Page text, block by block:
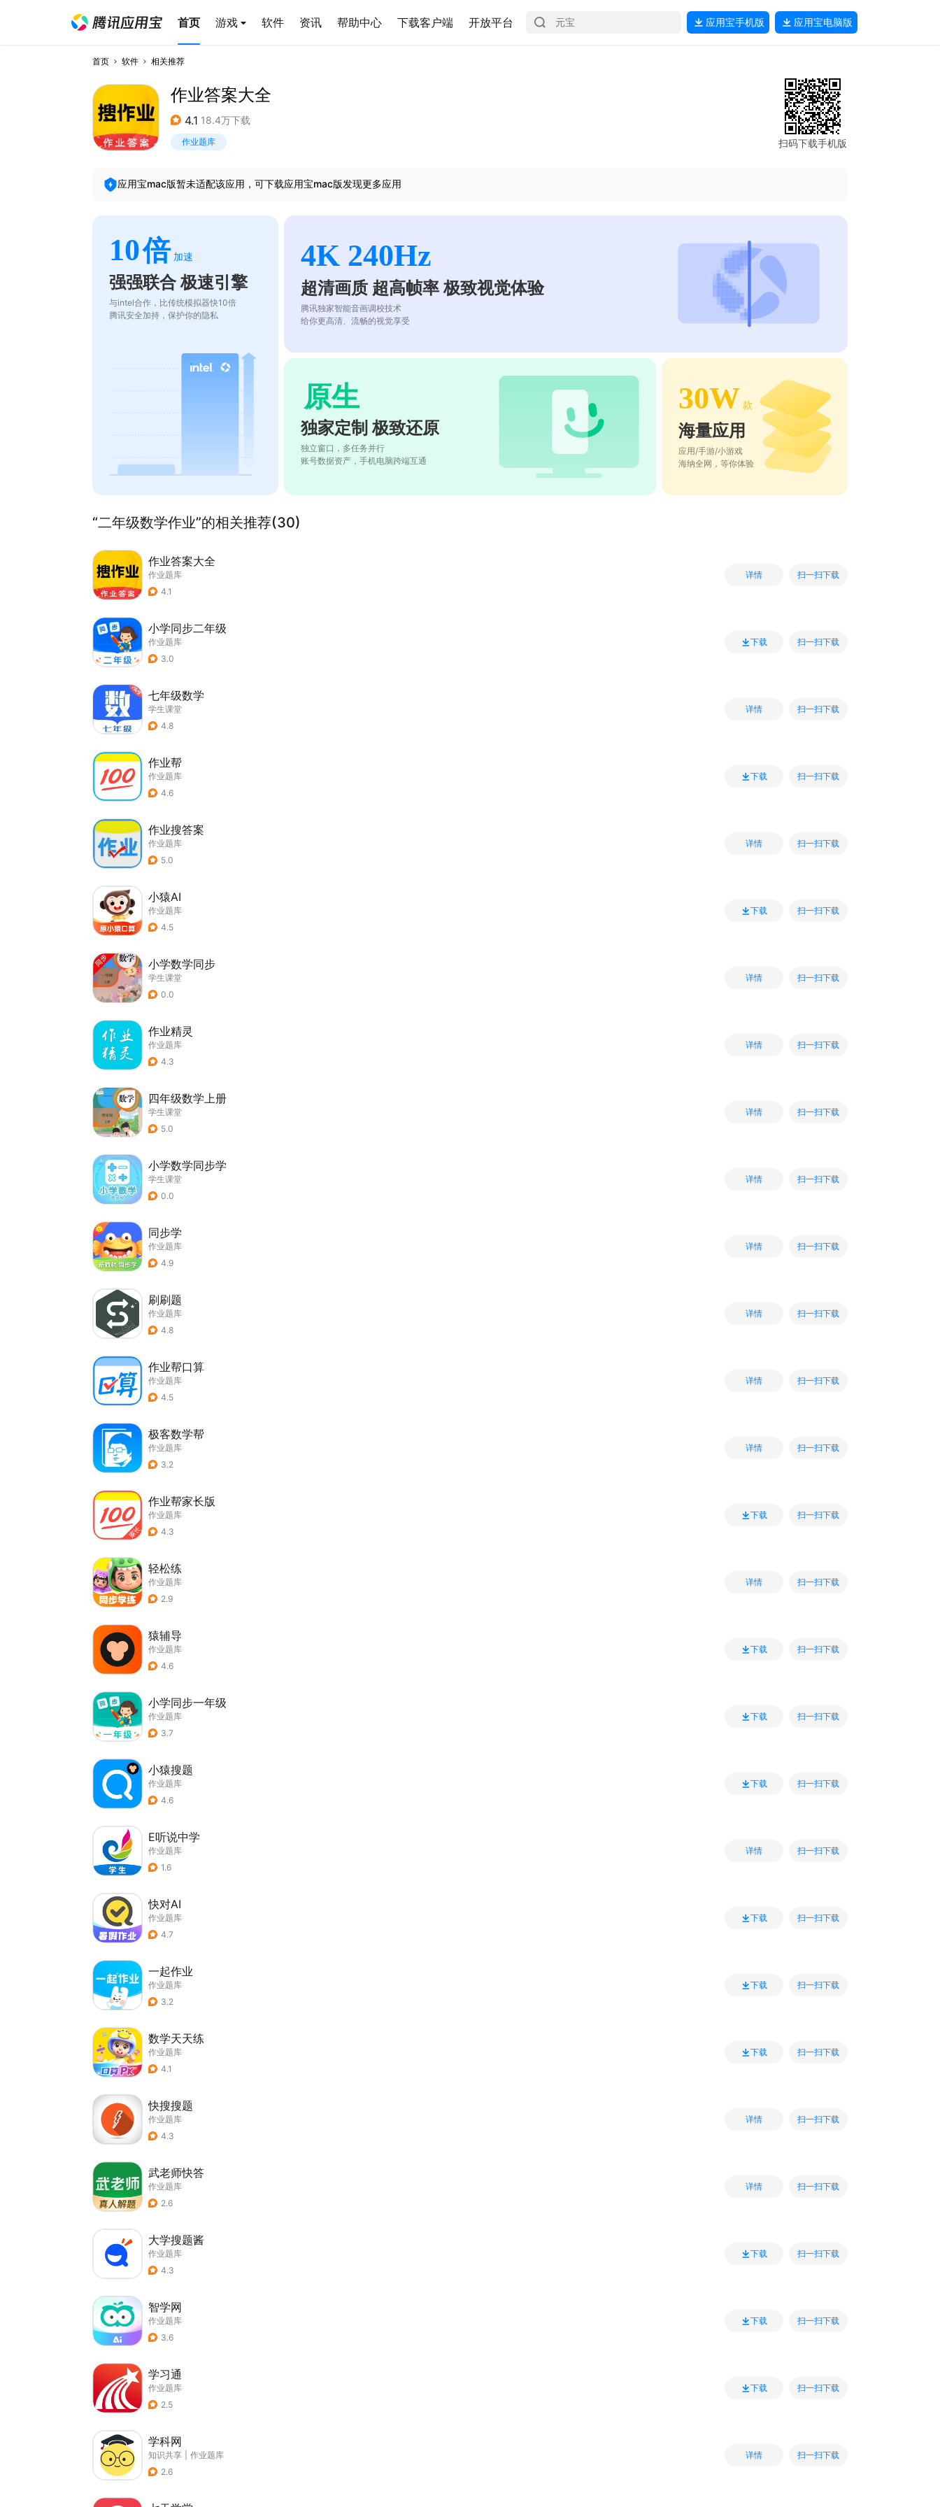
首页 游戏 软件 资讯 帮助中心 下载客户端 开放平台 应用宝手机版 应用宝电脑版
首页 软件 相关推荐
作业答案大全
4.1 18.4万下载
作业题库 扫码下载手机版
应用宝mac版暂未适配该应用，可下载应用宝mac版发现更多应用
10倍 加速
强强联合 极速引擎
与intel合作，比传统模拟器快10倍
腾讯安全加持，保护你的隐私
4K 240Hz
超清画质 超高帧率 极致视觉体验
腾讯独家智能音画调校技术
给你更高清、流畅的视觉享受
原生
独家定制 极致还原
独立窗口，多任务并行
账号数据资产，手机电脑跨端互通
30W 款
海量应用
应用/手游/小游戏
海纳全网，等你体验
“二年级数学作业”的相关推荐(30)
作业答案大全
作业题库
4.1
详情 扫一扫下载
小学同步二年级
作业题库
3.0
下载 扫一扫下载
七年级数学
学生课堂
4.8
详情 扫一扫下载
作业帮
作业题库
4.6
下载 扫一扫下载
作业搜答案
作业题库
5.0
详情 扫一扫下载
小猿AI
作业题库
4.5
下载 扫一扫下载
小学数学同步
学生课堂
0.0
详情 扫一扫下载
作业精灵
作业题库
4.3
详情 扫一扫下载
四年级数学上册
学生课堂
5.0
详情 扫一扫下载
小学数学同步学
学生课堂
0.0
详情 扫一扫下载
同步学
作业题库
4.9
详情 扫一扫下载
刷刷题
作业题库
4.8
详情 扫一扫下载
作业帮口算
作业题库
4.5
详情 扫一扫下载
极客数学帮
作业题库
3.2
详情 扫一扫下载
作业帮家长版
作业题库
4.3
下载 扫一扫下载
轻松练
作业题库
2.9
详情 扫一扫下载
猿辅导
作业题库
4.6
下载 扫一扫下载
小学同步一年级
作业题库
3.7
下载 扫一扫下载
小猿搜题
作业题库
4.6
下载 扫一扫下载
E听说中学
作业题库
1.6
详情 扫一扫下载
快对AI
作业题库
4.7
下载 扫一扫下载
一起作业
作业题库
3.2
下载 扫一扫下载
数学天天练
作业题库
4.1
下载 扫一扫下载
快搜搜题
作业题库
4.3
详情 扫一扫下载
武老师快答
作业题库
2.6
详情 扫一扫下载
大学搜题酱
作业题库
4.3
下载 扫一扫下载
智学网
作业题库
3.6
下载 扫一扫下载
学习通
作业题库
2.5
下载 扫一扫下载
学科网
知识共享
作业题库
2.6
详情 扫一扫下载